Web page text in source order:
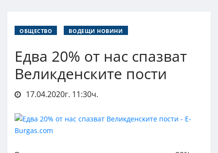
ОБЩЕСТВО ВОДЕЩИ НОВИНИ
Едва 20% от нас спазват
Великденските пости
17.04.2020г. 11:30ч.